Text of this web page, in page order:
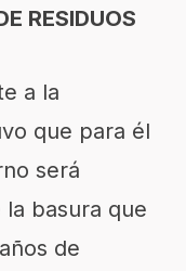
RESIDUOS
a la
que para él
será
basura que
de